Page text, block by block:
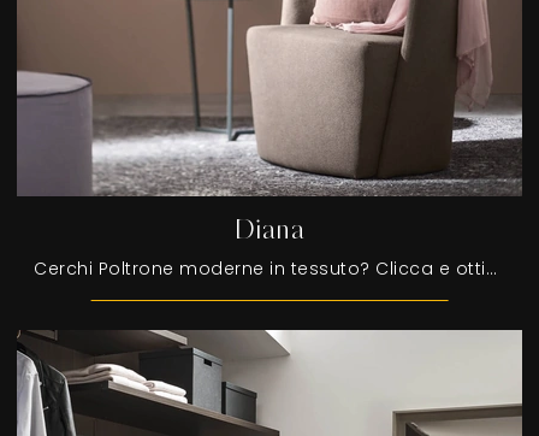
Diana
Cerchi Poltrone moderne in tessuto? Clicca e ottieni informazioni sul modello Diana di Maronese.